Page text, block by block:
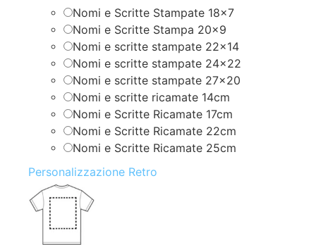
Nomi e Scritte Stampate 18×7
Nomi e Scritte Stampa 20×9
Nomi e scritte stampate 22×14
Nomi e scritte stampate 24×22
Nomi e scritte stampate 27×20
Nomi e scritte ricamate 14cm
Nomi e Scritte Ricamate 17cm
Nomi e Scritte Ricamate 22cm
Nomi e Scritte Ricamate 25cm
Personalizzazione Retro